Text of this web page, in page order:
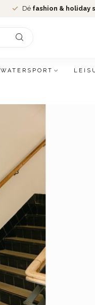
Dé fashion & holiday
WATERSPORT